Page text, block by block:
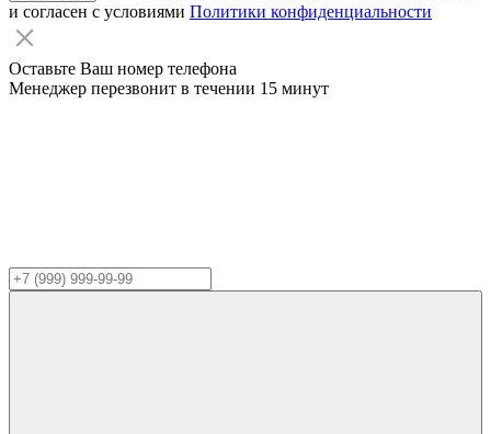
и согласен с условиями Политики конфиденциальности
Оставьте Ваш номер телефона
Менеджер перезвонит в течении 15 минут